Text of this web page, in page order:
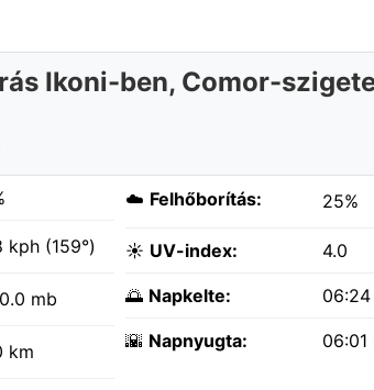
Ikoni-ben, Comor-
kph (159°)
mb
km
☁️ Felhőborítás: 25%
☀️ UV-index: 4.0
🌅 Napkelte: 06:24
🌇 Napnyugta: 06:01